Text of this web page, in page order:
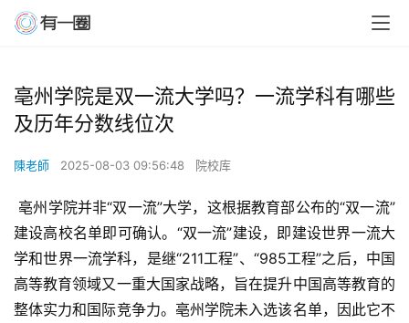
亳州学院是双一流大学吗？一流学科有哪些
及历年分数线位次
陳老師 2025-08-03 09:56:48 院校库
建设高校名单即可确认。“双一流”建设，即建设世界一流大
学和世界一流学科，是继“211工程”、“985工程”之后，中国
高等教育领域又一重大国家战略，旨在提升中国高等教育的
整体实力和国际竞争力。亳州学院未入选该名单，因此它不